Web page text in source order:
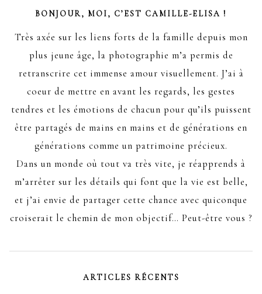
BONJOUR, MOI, C’EST CAMILLE-ELISA !
Très axée sur les liens forts de la famille depuis mon
plus jeune âge, la photographie m’a permis de
retranscrire cet immense amour visuellement. J’ai à
coeur de mettre en avant les regards, les gestes
tendres et les émotions de chacun pour qu’ils puissent
être partagés de mains en mains et de générations en
générations comme un patrimoine précieux.
Dans un monde où tout va très vite, je réapprends à
m’arrêter sur les détails qui font que la vie est belle,
et j’ai envie de partager cette chance avec quiconque
croiserait le chemin de mon objectif… Peut-être vous ?
ARTICLES RÉCENTS